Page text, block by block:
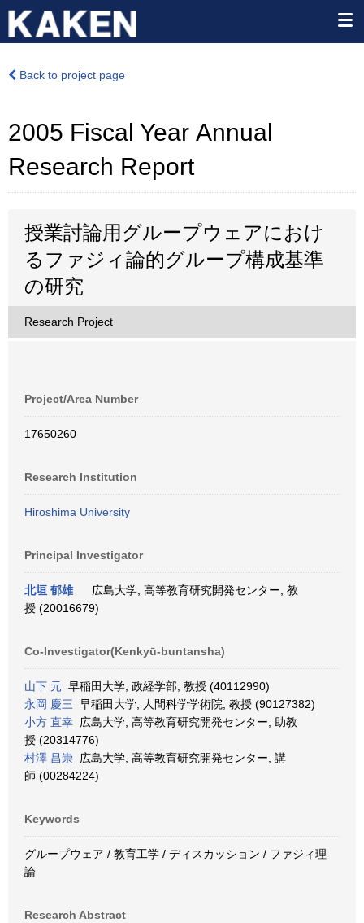
Back to project page
2005 Fiscal Year Annual
Research Report
授業討論用グループウェアにおけ
るファジィ論的グループ構成基準
の研究
Research Project
Project/Area Number
17650260
Research Institution
Hiroshima University
Principal Investigator
北垣 郁雄
広島大学, 高等教育研究開発センター, 教
授 (20016679)
Co-Investigator(Kenkyū-buntansha)
山下 元 早稲田大学, 政経学部, 教授 (40112990)
永岡 慶三 早稲田大学, 人間科学学術院, 教授 (90127382)
小方 直幸 広島大学, 高等教育研究開発センター, 助教
授 (20314776)
村澤 昌崇 広島大学, 高等教育研究開発センター, 講
師 (00284224)
Keywords
グループウェア / 教育工学 / ディスカッション / ファジィ理
論
Research Abstract